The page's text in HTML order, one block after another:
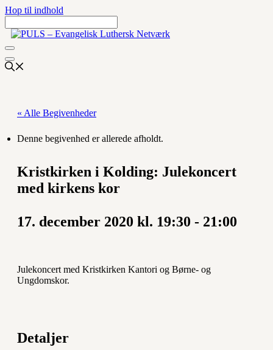
Hop til indhold
« Alle Begivenheder
Denne begivenhed er allerede afholdt.
Kristkirken i Kolding: Julekoncert
med kirkens kor
17. december 2020 kl. 19:30 - 21:00
Julekoncert med Kristkirken Kantori og Børne- og
Ungdomskor.
Detaljer